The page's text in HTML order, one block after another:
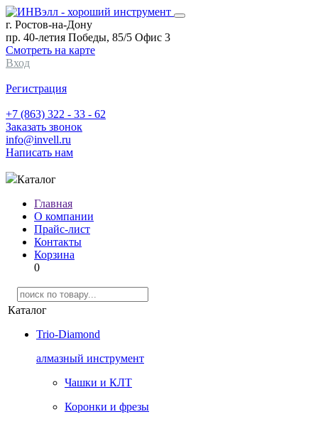
г. Ростов-на-Дону
пр. 40-летия Победы, 85/5 Офис 3
Смотреть на карте
Вход
Регистрация
+7 (863) 322 - 33 - 62
Заказать звонок
info@invell.ru
Написать нам
Каталог
Главная
О компании
Прайс-лист
Контакты
Корзина
0
Каталог
Trio-Diamond
алмазный инструмент
Чашки и КЛТ
Коронки и фрезы